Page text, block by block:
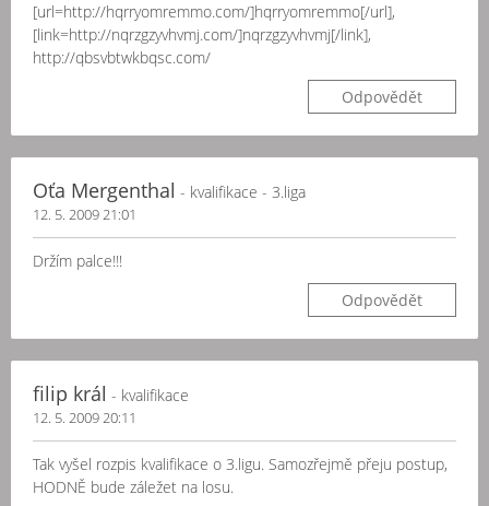
[url=http://hqrryomremmo.com/]hqrryomremmo[/url],
[link=http://nqrzgzyvhvmj.com/]nqrzgzyvhvmj[/link],
http://qbsvbtwkbqsc.com/
Odpovědět
Oťa Mergenthal - kvalifikace - 3.liga
12. 5. 2009 21:01
Držím palce!!!
Odpovědět
filip král - kvalifikace
12. 5. 2009 20:11
Tak vyšel rozpis kvalifikace o 3.ligu. Samozřejmě přeju postup,
HODNĚ bude záležet na losu.